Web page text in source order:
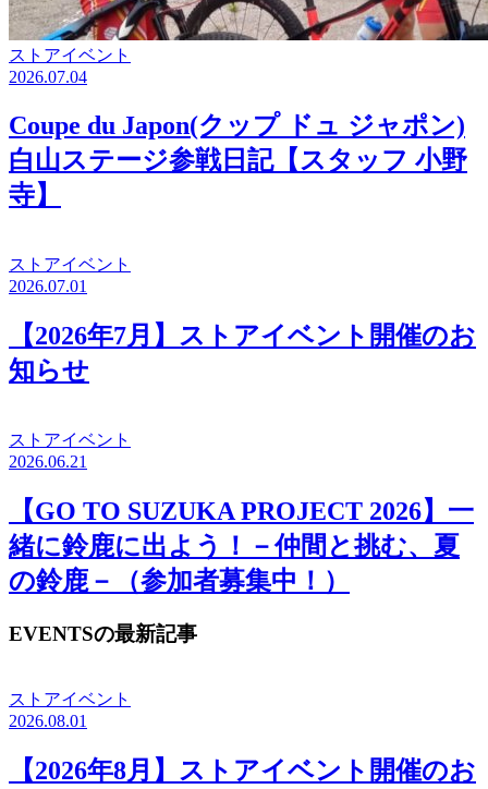
ストアイベント
2026.07.04
Coupe du Japon(クップ ドュ ジャポン)
白山ステージ参戦日記【スタッフ 小野
寺】
ストアイベント
2026.07.01
【2026年7月】ストアイベント開催のお
知らせ
ストアイベント
2026.06.21
【GO TO SUZUKA PROJECT 2026】一
緒に鈴鹿に出よう！－仲間と挑む、夏
の鈴鹿－（参加者募集中！）
EVENTSの最新記事
ストアイベント
2026.08.01
【2026年8月】ストアイベント開催のお